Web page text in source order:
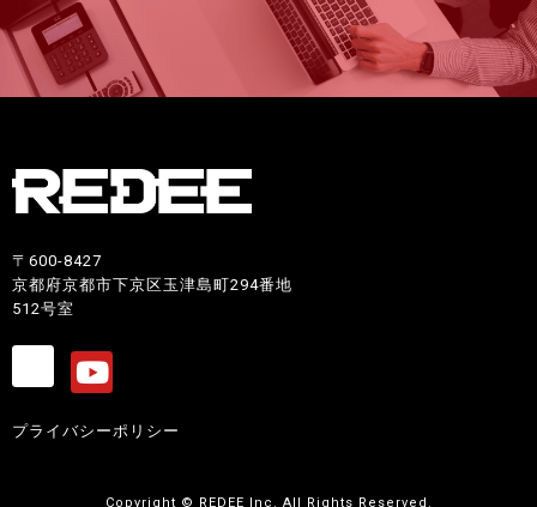
〒600-8427
京都府京都市下京区玉津島町294番地
512号室
プライバシーポリシー
Copyright © REDEE Inc. All Rights Reserved.